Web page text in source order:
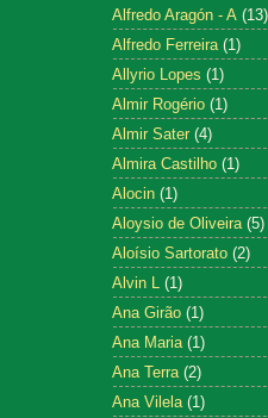
Alfredo Aragón - A (13)
Alfredo Ferreira (1)
Allyrio Lopes (1)
Almir Rogério (1)
Almir Sater (4)
Almira Castilho (1)
Alocin (1)
Aloysio de Oliveira (5)
Aloísio Sartorato (2)
Alvin L (1)
Ana Girão (1)
Ana Maria (1)
Ana Terra (2)
Ana Vilela (1)